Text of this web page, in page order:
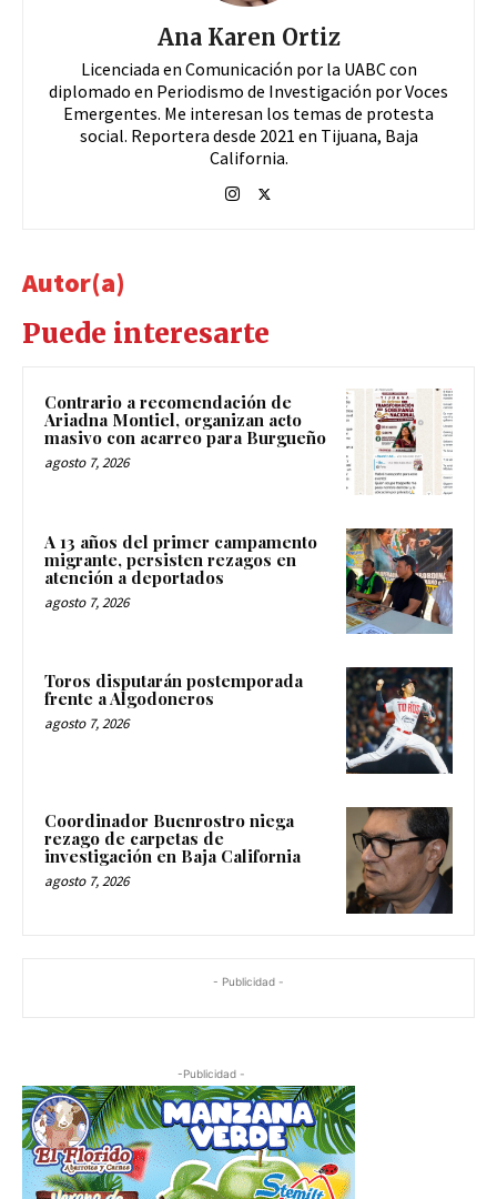
Ana Karen Ortiz
Licenciada en Comunicación por la UABC con
diplomado en Periodismo de Investigación por Voces
Emergentes. Me interesan los temas de protesta
social. Reportera desde 2021 en Tijuana, Baja
California.
Autor(a)
Puede interesarte
Contrario a recomendación de
Ariadna Montiel, organizan acto
masivo con acarreo para Burgueño
agosto 7, 2026
A 13 años del primer campamento
migrante, persisten rezagos en
atención a deportados
agosto 7, 2026
Toros disputarán postemporada
frente a Algodoneros
agosto 7, 2026
Coordinador Buenrostro niega
rezago de carpetas de
investigación en Baja California
agosto 7, 2026
- Publicidad -
-Publicidad -